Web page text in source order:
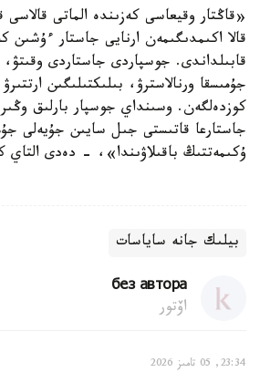
«قاڭتار وقيعاسى كەزىندە الماتى
قالا اكىمدىگىمەن ارنايى جاستار
قابىلداندى. جوسپاردى جاستاردى
جۇمىسقا ورنالاسترۋ، بىلىكتىلىگىن
كوزدەلگەن. وسىنداي جوسپار بارلىق
جاستارعا قاتىستى جىل سايىن جۇيەلى
ۇكىمەتتىڭ باقىلاۋىندا»، - دەدى التاي
بيلىك جانە ساياسات
без автора
اۆتور
23:34, 05 تامىز 2026